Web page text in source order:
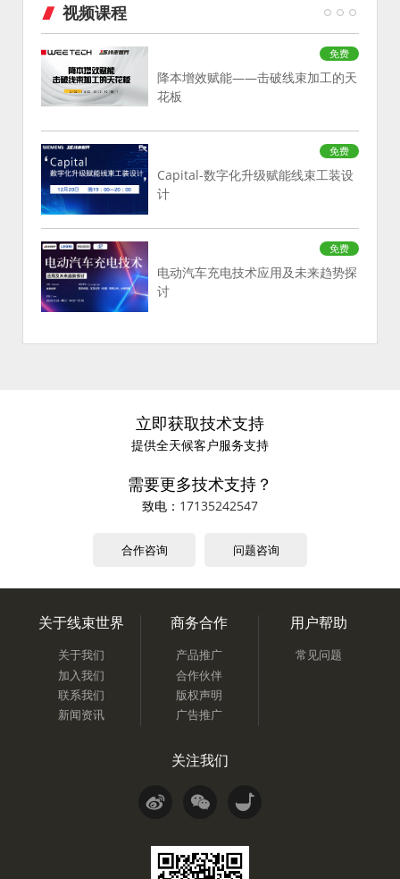
视频课程
免费
降本增效赋能——击破线束加工的天
花板
免费
Capital-数字化升级赋能线束工装设
计
免费
电动汽车充电技术应用及未来趋势探
讨
立即获取技术支持
提供全天候客户服务支持
需要更多技术支持？
致电： 17135242547
合作咨询 问题咨询
关于线束世界
关于我们
加入我们
联系我们
新闻资讯
商务合作
产品推广
合作伙伴
版权声明
广告推广
用户帮助
常见问题
关注我们